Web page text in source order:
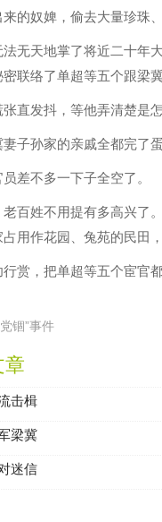
的奴婢，偷去大量珍珠
无天地掌了将近二十年
联络了单超等五个跟梁
直发抖，等他弄清楚是
子孙家的亲戚全都完了
差不多一下子全空了。
百姓不用提有多高兴了
用作花园、兔苑的民田
赏，把单超等五个宦官
锢”事件
章
击楫
梁冀
迷信